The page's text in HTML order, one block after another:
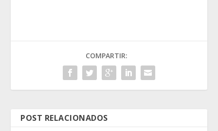
COMPARTIR:
POST RELACIONADOS